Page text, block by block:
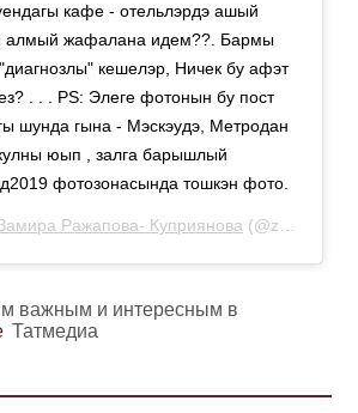
кафе - отельлэрдэ ашый
алмый жафалана идем??. Бармы
кешелэр, Ничек бу афэт
. . . PS: Элеге фотонын бу пост
шунда гына - Мэскэудэ, Метродан
юып , залга барышлый
фотозонасында тошкэн фото.
Ражапова- Куприянова (@zamira266)
важным и интересным в
Татмедиа